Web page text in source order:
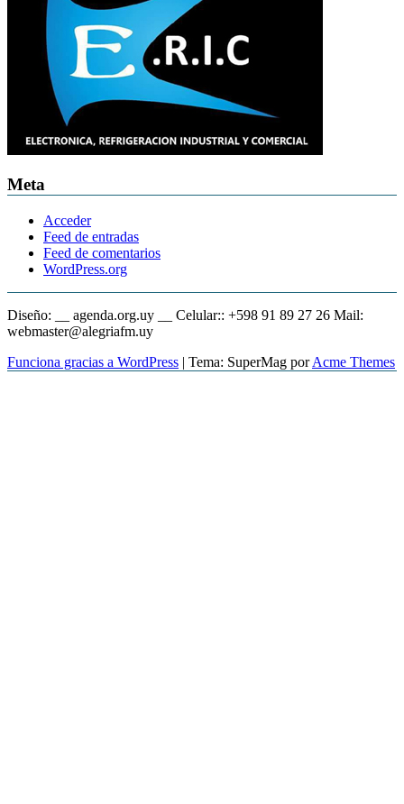
Meta
Acceder
Feed de entradas
Feed de comentarios
WordPress.org
Diseño: __ agenda.org.uy __ Celular:: +598 91 89 27 26 Mail:
webmaster@alegriafm.uy
Funciona gracias a WordPress | Tema: SuperMag porAcme Themes